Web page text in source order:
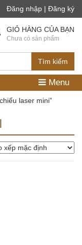
Đăng nhập | Đăng ký
Tìm kiếm
GIỎ HÀNG CỦA BẠN
Chưa có sản phẩm
Menu
laser mini”